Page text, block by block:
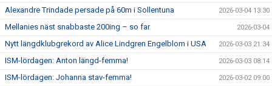
Alexandre Trindade persade på 60m i Sollentuna 2026-03-04 13:30
Mellanies näst snabbaste 200ing – so far 2026-03-04
Nytt längdklubgrekord av Alice Lindgren Engelblom i USA 2026-03-03 21:34
ISM-lördagen: Anton längd-femma! 2026-03-03 08:14
ISM-lördagen: Johanna stav-femma! 2026-03-02 09:00